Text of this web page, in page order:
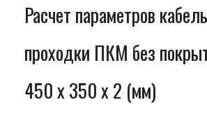
Расчет параметров
проходки ПКМ без
450 x 350 x 2 (мм)